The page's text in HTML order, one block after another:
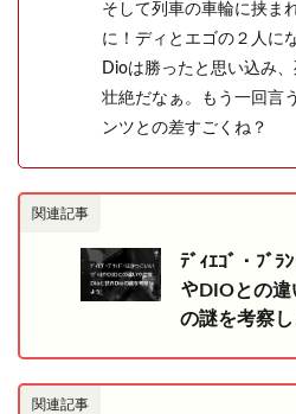
そして列車の車輪に挟ま
に！ディとエゴの２人に
Dioは勝ったと思い込み、
壮絶だなぁ。もう一回言
ンツとの差すごくね？
関連記事
ﾃﾞｨｴｺﾞ・ﾌﾞﾗ
やDIOとの
の謎を考察
関連記事